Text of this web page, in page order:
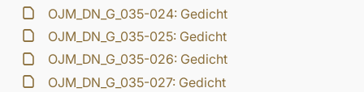
OJM_DN_G_035-024: Gedicht
OJM_DN_G_035-025: Gedicht
OJM_DN_G_035-026: Gedicht
OJM_DN_G_035-027: Gedicht